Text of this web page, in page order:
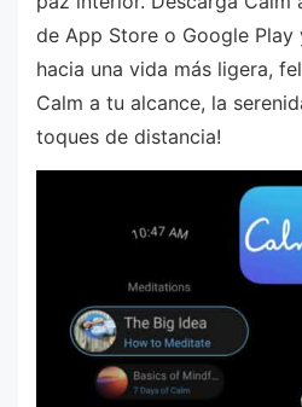
de App Store o Google Play
hacia una vida más ligera,
Calm a tu alcance, la
toques de distancia!